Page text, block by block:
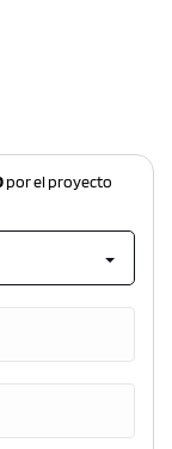
por el proyecto